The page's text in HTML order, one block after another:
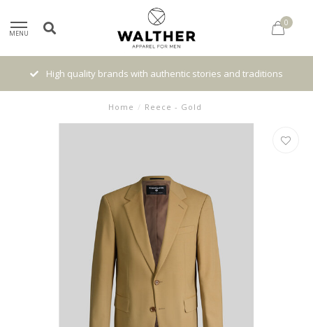
MENU
0
High quality brands with authentic stories and traditions
Home / Reece - Gold